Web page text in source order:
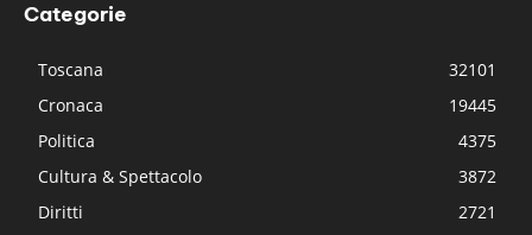
Categorie
Toscana
32101
Cronaca
19445
Politica
4375
Cultura & Spettacolo
3872
Diritti
2721